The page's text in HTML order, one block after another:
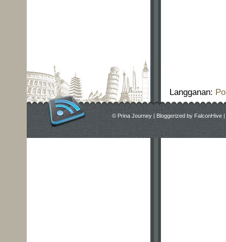
Langganan:
© Prina Journey Bloggerized by FalconHive